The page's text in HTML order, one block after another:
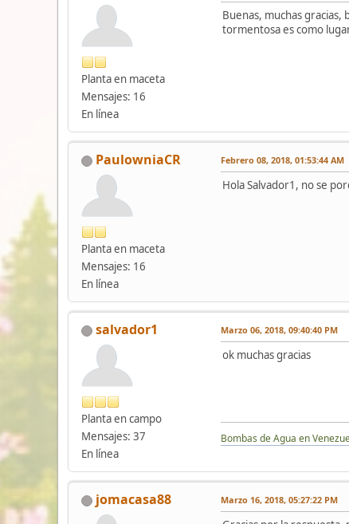
Planta en maceta
Mensajes: 16
En línea
Buenas, muchas
tormentosa es como
PaulowniaCR
Planta en maceta
Mensajes: 16
En línea
Febrero 08, 2018, 01:53:44 AM
Hola Salvador1, no se
salvador1
Planta en campo
Mensajes: 37
En línea
Marzo 06, 2018, 09:40:40 PM
ok muchas gracias
Bombas de Agua en
jomacasa88 Marzo 16, 2018, 05:27:22 PM